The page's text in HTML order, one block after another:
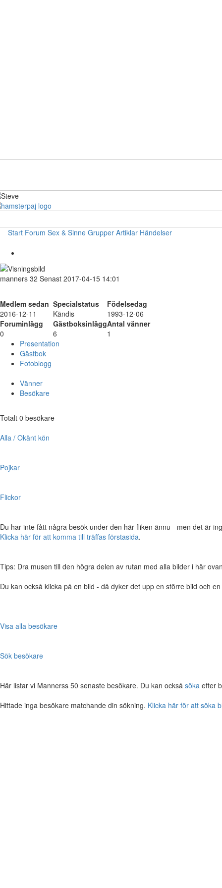
Start Forum Sex & Sinne Grupper Artiklar Händelser
manners 32 Senast 2017-04-15 14:01
Medlem sedan Specialstatus
Födelsedag
2016-12-11
Kändis
1993-12-06
Foruminlägg
GästboksinläggAntal vänner
0
6
1
Presentation
Gästbok
Fotoblogg
Vänner
Besökare
Totalt 0 besökare
Alla / Okänt kön
Pojkar
Flickor
Du har inte fått några besök under den här fliken ännu - men det är
Klicka här för att komma till träffas förstasida.
Tips: Dra musen till den högra delen av rutan med alla bilder i här
Du kan också klicka på en bild - då dyker det upp en större bild och
Visa alla besökare
Sök besökare
Här listar vi Mannerss 50 senaste besökare. Du kan också söka efter
Hittade inga besökare matchande din sökning. Klicka här för att söka